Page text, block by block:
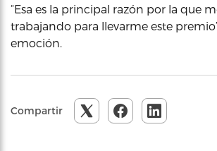
“Esa es la principal razón por la que
trabajando para llevarme este
emoción.
Compartir